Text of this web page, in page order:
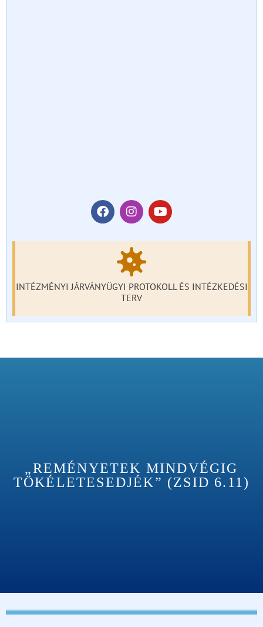
INTÉZMÉNYI JÁRVÁNYÜGYI PROTOKOLL ÉS INTÉZKEDÉSI
TERV
„REMÉNYETEK MINDVÉGIG
TÖKÉLETESEDJÉK” (ZSID 6.11)